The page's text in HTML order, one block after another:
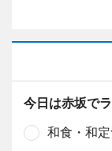
今日は赤坂で
和食・和